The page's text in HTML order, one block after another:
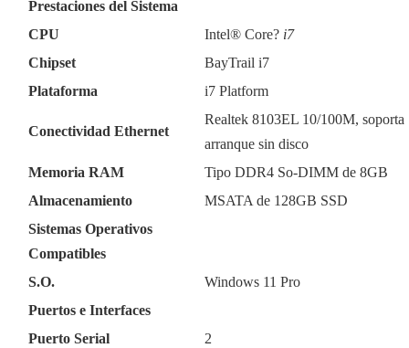
Prestaciones del Sistema
CPU
Intel® Core? i7
Chipset
BayTrail i7
Plataforma
i7 Platform
Conectividad Ethernet
Realtek 8103EL 10/100M, soporta
arranque sin disco
Memoria RAM
Tipo DDR4 So-DIMM de 8GB
Almacenamiento
MSATA de 128GB SSD
Sistemas Operativos
Compatibles
S.O.
Windows 11 Pro
Puertos e Interfaces
Puerto Serial
2